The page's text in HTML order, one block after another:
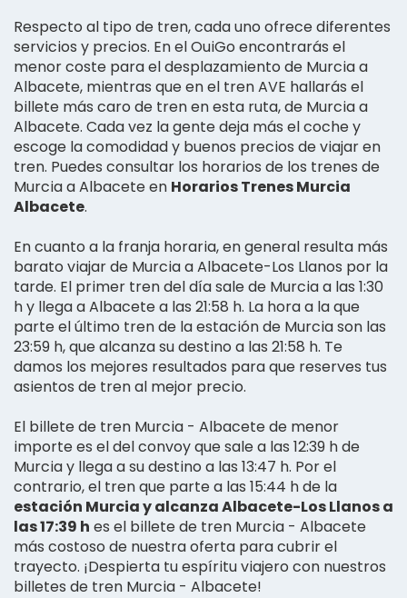
Respecto al tipo de tren, cada uno ofrece diferentes
servicios y precios. En el OuiGo encontrarás el
menor coste para el desplazamiento de Murcia a
Albacete, mientras que en el tren AVE hallarás el
billete más caro de tren en esta ruta, de Murcia a
Albacete. Cada vez la gente deja más el coche y
escoge la comodidad y buenos precios de viajar en
tren. Puedes consultar los horarios de los trenes de
Murcia a Albacete en Horarios Trenes Murcia
Albacete.
En cuanto a la franja horaria, en general resulta más
barato viajar de Murcia a Albacete-Los Llanos por la
tarde. El primer tren del día sale de Murcia a las 1:30
h y llega a Albacete a las 21:58 h. La hora a la que
parte el último tren de la estación de Murcia son las
23:59 h, que alcanza su destino a las 21:58 h. Te
damos los mejores resultados para que reserves tus
asientos de tren al mejor precio.
El billete de tren Murcia - Albacete de menor
importe es el del convoy que sale a las 12:39 h de
Murcia y llega a su destino a las 13:47 h. Por el
contrario, el tren que parte a las 15:44 h de la
estación Murcia y alcanza Albacete-Los Llanos a
las 17:39 h es el billete de tren Murcia - Albacete
más costoso de nuestra oferta para cubrir el
trayecto. ¡Despierta tu espíritu viajero con nuestros
billetes de tren Murcia - Albacete!